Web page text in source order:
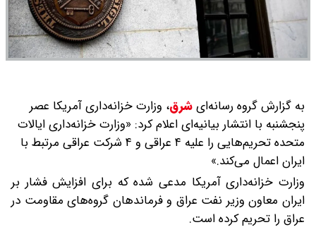
به گزارش گروه رسانه‌ایشرق، وزارت خزانه‌داری آمریکا عصر
پنجشنبه با انتشار بیانیه‌ای اعلام کرد: «وزارت خزانه‌داری ایالات
متحده تحریم‌هایی را علیه ۴ عراقی و ۴ شرکت عراقی مرتبط با
ایران اعمال می‌کند.»
وزارت خزانه‌داری آمریکا مدعی شده که برای افزایش فشار بر
ایران معاون وزیر نفت عراق و فرماندهان گروه‌های مقاومت در
عراق را تحریم کرده است.